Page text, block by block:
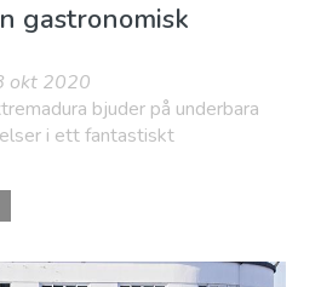
gastronomisk
okt 2020
bjuder på underbara
i ett fantastiskt